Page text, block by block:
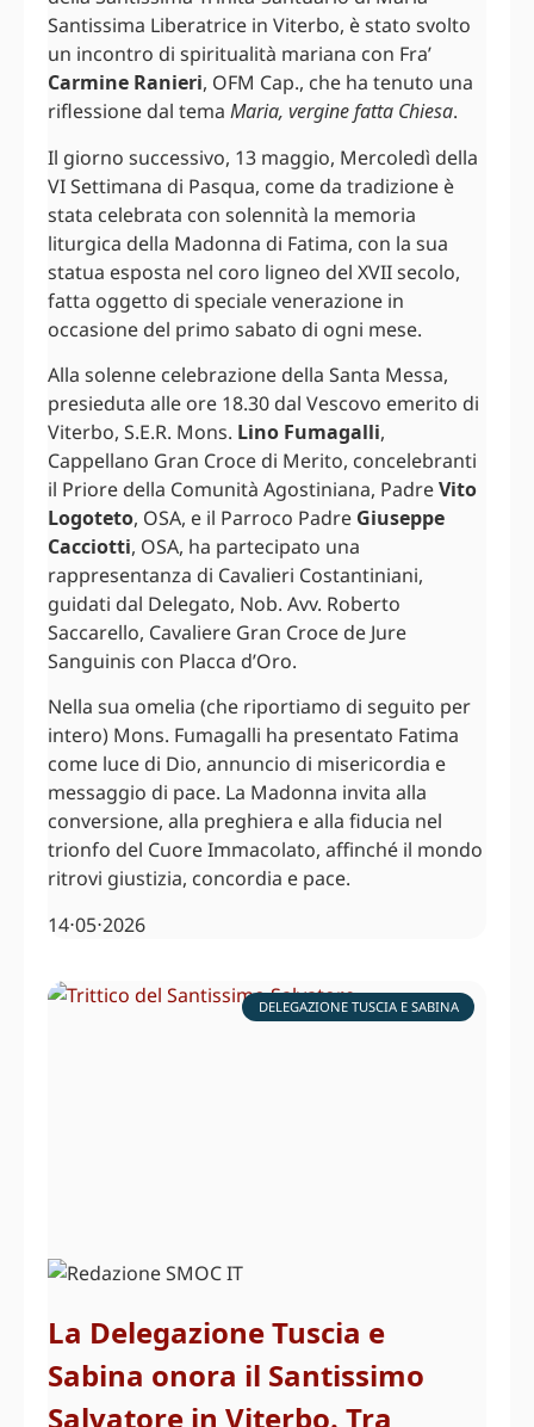
Santissima Liberatrice in Viterbo, è stato svolto
un incontro di spiritualità mariana con Fra’
Carmine Ranieri, OFM Cap., che ha tenuto una
riflessione dal tema Maria, vergine fatta Chiesa.
Il giorno successivo, 13 maggio, Mercoledì della
VI Settimana di Pasqua, come da tradizione è
stata celebrata con solennità la memoria
liturgica della Madonna di Fatima, con la sua
statua esposta nel coro ligneo del XVII secolo,
fatta oggetto di speciale venerazione in
occasione del primo sabato di ogni mese.
Alla solenne celebrazione della Santa Messa,
presieduta alle ore 18.30 dal Vescovo emerito di
Viterbo, S.E.R. Mons. Lino Fumagalli,
Cappellano Gran Croce di Merito, concelebranti
il Priore della Comunità Agostiniana, PadreVito
Logoteto, OSA, e il Parroco Padre Giuseppe
Cacciotti, OSA, ha partecipato una
rappresentanza di Cavalieri Costantiniani,
guidati dal Delegato, Nob. Avv. Roberto
Saccarello, Cavaliere Gran Croce de Jure
Sanguinis con Placca d’Oro.
Nella sua omelia (che riportiamo di seguito per
intero) Mons. Fumagalli ha presentato Fatima
come luce di Dio, annuncio di misericordia e
messaggio di pace. La Madonna invita alla
conversione, alla preghiera e alla fiducia nel
trionfo del Cuore Immacolato, affinché il mondo
ritrovi giustizia, concordia e pace.
14⋅05⋅2026
DELEGAZIONE TUSCIA E SABINA
La Delegazione Tuscia e
Sabina onora il Santissimo
Salvatore in Viterbo. Tra